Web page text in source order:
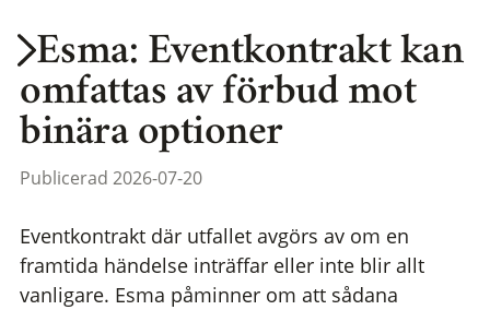
Esma: Eventkontrakt kan
omfattas av förbud mot
binära optioner
Publicerad 2026-07-20
Eventkontrakt där utfallet avgörs av om en
framtida händelse inträffar eller inte blir allt
vanligare. Esma påminner om att sådana